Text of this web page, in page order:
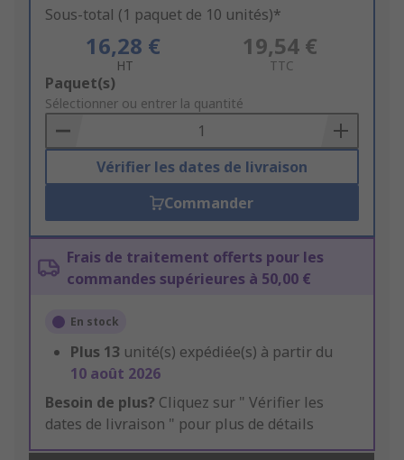
Sous-total (1 paquet de 10 unités)*
16,28 €
HT
19,54 €
TTC
Add
to
Basket
Paquet(s)
Sélectionner ou entrer la quantité
Vérifier les dates de livraison
Commander
Frais de traitement offerts pour les
commandes supérieures à 50,00 €
En stock
Plus 13 unité(s) expédiée(s) à partir du
10 août 2026
Besoin de plus? Cliquez sur " Vérifier les
dates de livraison " pour plus de détails